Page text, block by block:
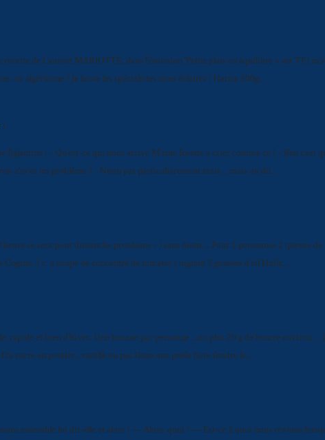
de Laurent MARIOTTE, dans l’émission ‘Petits plats en équilibre » sur TF1 m’a
algérienne ? Je laisse les spécialistes nous éclairer ! Harira 200g...
)
! - Qu’est-ce qui nous arrive M’ame Josette à crier comme ça ? - Ben c’est
z’avez un problème ? - Noon pas particulièrement mais …mais on dit...
ce sera pour dimanche prochaine :-) sans doute... Pour 2 personnes 2 queues de
2 c. à soupe de concentré de tomates 1 oignon 2 gousses d’ail Huile...
rapide et bien d’hiver. Une banane par personne ...ou plus 20 g de beurre environ ... 1
sucre en poudre...vanillé ou pas Dans une poêle faire fondre le...
ensemble lui dit-elle et alors ? — Alors, quoi ? — Est-ce à quoi nous rêvions